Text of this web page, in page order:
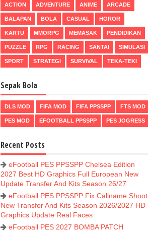
ACTION ADVENTURE ANIME ARCADE
BALAPAN BOLA CASUAL HOROR
KARTU MMORPG MEMASAK PENDIDIKAN
PUZZLE RPG RACING SANTAI SIMULASI
SPORT STRATEGI SURVIVAL TEKA-TEKI
Sepak Bola
DLS MOD FIFA MOD FIFA PPSSPP FTS MOD
PES MOD EFOOTBALL PPSSPP PES JOGRESS
Recent Posts
eFootball PES PPSSPP Chelsea Edition
2027 Best HD Graphics Full European New
Update Transfer And Kits Season 26/27
eFootball PES PPSSPP Fix Callname Shoot
New Transfer And Kits Season 2026/2027 HD
Graphics Update Real Faces
eFootball PES 2027 BOMBA PATCH